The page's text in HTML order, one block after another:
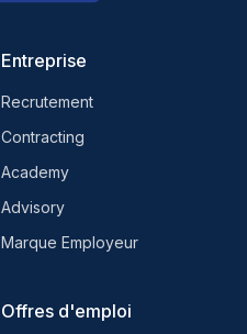
Entreprise
Recrutement
Contracting
Academy
Advisory
Marque Employeur
Offres d'emploi